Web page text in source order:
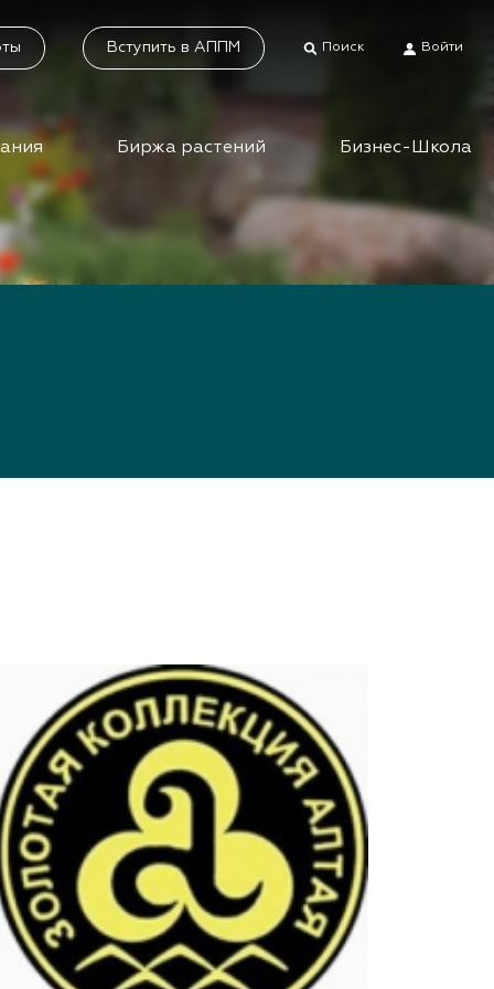
Вступить в АППМ Поиск Войти
Биржа растений Бизнес-Школа
растений
Каталог растений
Система добровольной